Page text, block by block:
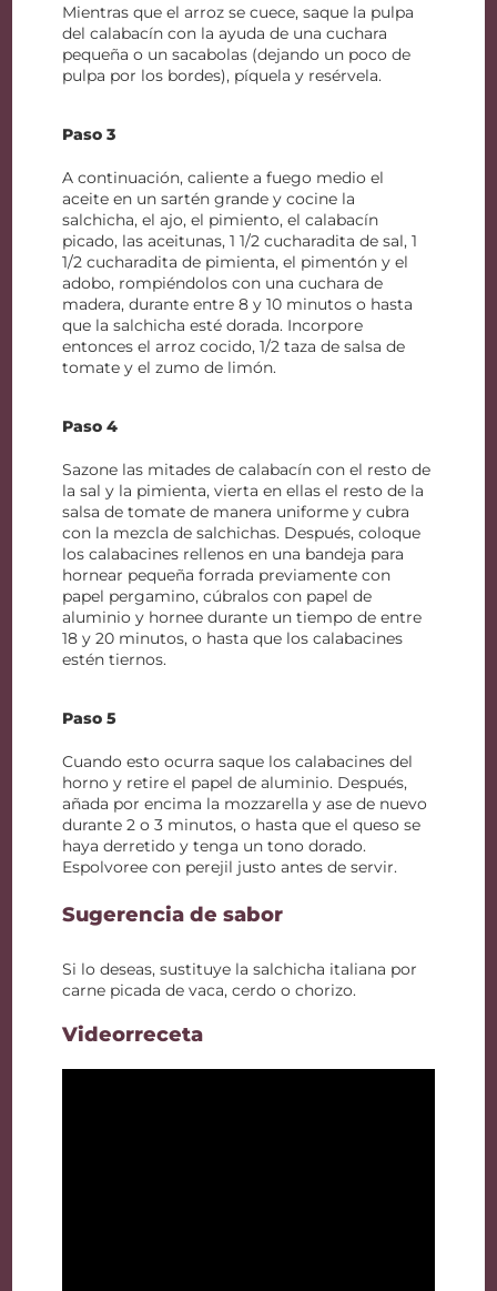
Mientras que el arroz se cuece, saque la pulpa
del calabacín con la ayuda de una cuchara
pequeña o un sacabolas (dejando un poco de
pulpa por los bordes), píquela y resérvela.
Paso 3
A continuación, caliente a fuego medio el
aceite en un sartén grande y cocine la
salchicha, el ajo, el pimiento, el calabacín
picado, las aceitunas, 1 1/2 cucharadita de sal, 1
1/2 cucharadita de pimienta, el pimentón y el
adobo, rompiéndolos con una cuchara de
madera, durante entre 8 y 10 minutos o hasta
que la salchicha esté dorada. Incorpore
entonces el arroz cocido, 1/2 taza de salsa de
tomate y el zumo de limón.
Paso 4
Sazone las mitades de calabacín con el resto de
la sal y la pimienta, vierta en ellas el resto de la
salsa de tomate de manera uniforme y cubra
con la mezcla de salchichas. Después, coloque
los calabacines rellenos en una bandeja para
hornear pequeña forrada previamente con
papel pergamino, cúbralos con papel de
aluminio y hornee durante un tiempo de entre
18 y 20 minutos, o hasta que los calabacines
estén tiernos.
Paso 5
Cuando esto ocurra saque los calabacines del
horno y retire el papel de aluminio. Después,
añada por encima la mozzarella y ase de nuevo
durante 2 o 3 minutos, o hasta que el queso se
haya derretido y tenga un tono dorado.
Espolvoree con perejil justo antes de servir.
Sugerencia de sabor
Si lo deseas, sustituye la salchicha italiana por
carne picada de vaca, cerdo o chorizo.
Videorreceta